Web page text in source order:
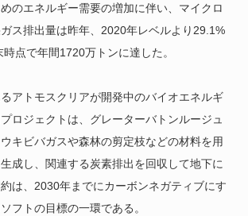
のエネルギー需要の増加に伴い、マイクロ
ス排出量は昨年、2020年レベルより29.1%
点で年間1720万トンに達した。
アトモスクリアが開発中のバイオエネルギ
ロジェクトは、グレーターバトンルージュ
キビバガスや森林の剪定枝などの材料を用
成し、関連する炭素排出を回収して地下に
は、2030年までにカーボンネガティブにす
フトの目標の一環である。